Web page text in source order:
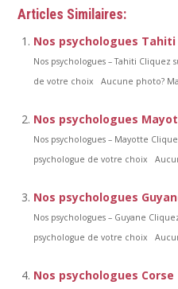
Articles Similaires:
Nos psychologues Tahiti
Nos psychologues – Tahiti
de votre choix Aucune photo?
Nos psychologues
Nos psychologues – Mayotte
psychologue de votre choix
Nos psychologues
Nos psychologues – Guyane
psychologue de votre choix
Nos psychologues Corse